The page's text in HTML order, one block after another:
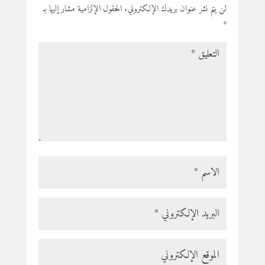
لن يتم نشر عنوان بريدك الإلكتروني.الحقول الإلزامية مشار إليها بـ
*